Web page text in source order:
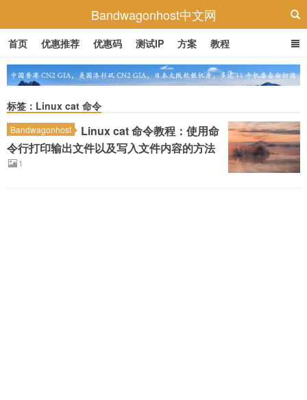
Bandwagonhost中文网
首页 优惠推荐 优惠码 测试IP 方案 教程
标签：Linux cat 命令
Bandwagonhost
Linux cat 命令教程：使用命
令行打印输出文件以及写入文件内容的方法
1